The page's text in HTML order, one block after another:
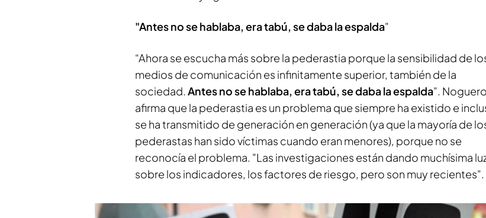
"Antes no se hablaba, era tabú, se daba la espalda"
“Ahora se escucha más sobre la pederastia porque la sensibilidad de
medios de comunicación es infinitamente superior, también de la
sociedad. Antes no se hablaba, era tabú, se daba la espalda".
afirma que la pederastia es un problema que siempre ha existido e
se ha transmitido de generación en generación (ya que la mayoría de
pederastas han sido víctimas cuando eran menores), porque no se
reconocía el problema. "Las investigaciones están dando muchísima
sobre los indicadores, los factores de riesgo, pero son muy recientes".